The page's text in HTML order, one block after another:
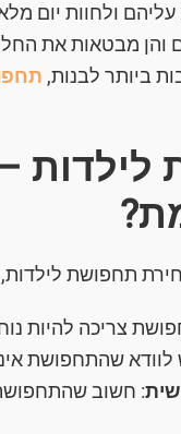
ולחוות יום
והן מבטאות את
ביותר לבנות,
לילדות
תחפושת
צריכה להיות
לוודא שהתחפושת
: חשוב